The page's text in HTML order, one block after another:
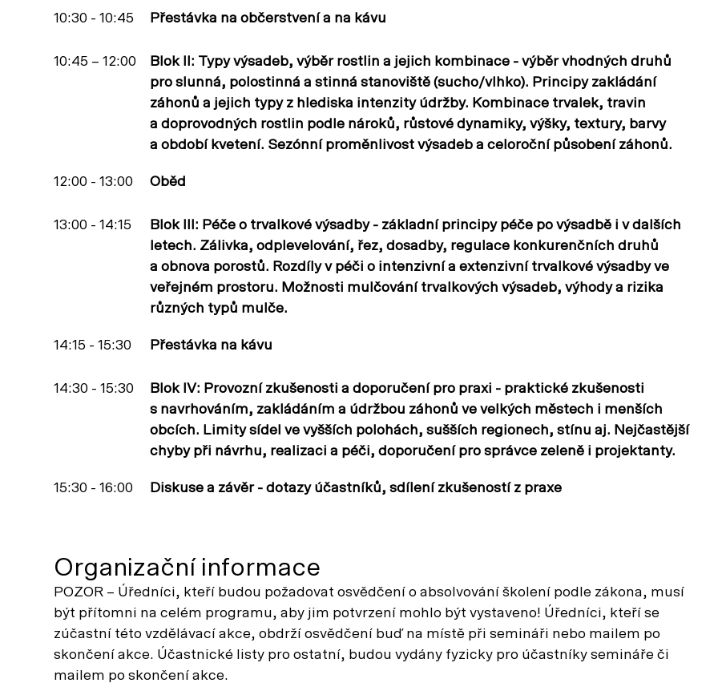
10:30 - 10:45 Přestávka na občerstvení a na kávu
10:45 – 12:00
Blok II: Typy výsadeb, výběr rostlin a jejich kombinace - výběr vhodných druhů
pro slunná, polostinná a stinná stanoviště (sucho/vlhko). Principy zakládání
záhonů a jejich typy z hlediska intenzity údržby. Kombinace trvalek, travin
a doprovodných rostlin podle nároků, růstové dynamiky, výšky, textury, barvy
a období kvetení. Sezónní proměnlivost výsadeb a celoroční působení záhonů.
12:00 - 13:00 Oběd
13:00 - 14:15
Blok III: Péče o trvalkové výsadby - základní principy péče po výsadbě i v dalších
letech. Zálivka, odplevelování, řez, dosadby, regulace konkurenčních druhů
a obnova porostů. Rozdíly v péči o intenzivní a extenzivní trvalkové výsadby ve
veřejném prostoru. Možnosti mulčování trvalkových výsadeb, výhody a rizika
různých typů mulče.
14:15 - 15:30 Přestávka na kávu
14:30 - 15:30
Blok IV: Provozní zkušenosti a doporučení pro praxi - praktické zkušenosti
s navrhováním, zakládáním a údržbou záhonů ve velkých městech i menších
obcích. Limity sídel ve vyšších polohách, sušších regionech, stínu aj. Nejčastější
chyby při návrhu, realizaci a péči, doporučení pro správce zeleně i projektanty.
15:30 - 16:00 Diskuse a závěr - dotazy účastníků, sdílení zkušeností z praxe
Organizační informace
POZOR – Úředníci, kteří budou požadovat osvědčení o absolvování školení podle zákona, musí
být přítomni na celém programu, aby jim potvrzení mohlo být vystaveno! Úředníci, kteří se
zúčastní této vzdělávací akce, obdrží osvědčení buď na místě při semináři nebo mailem po
skončení akce. Účastnické listy pro ostatní, budou vydány fyzicky pro účastníky semináře či
mailem po skončení akce.